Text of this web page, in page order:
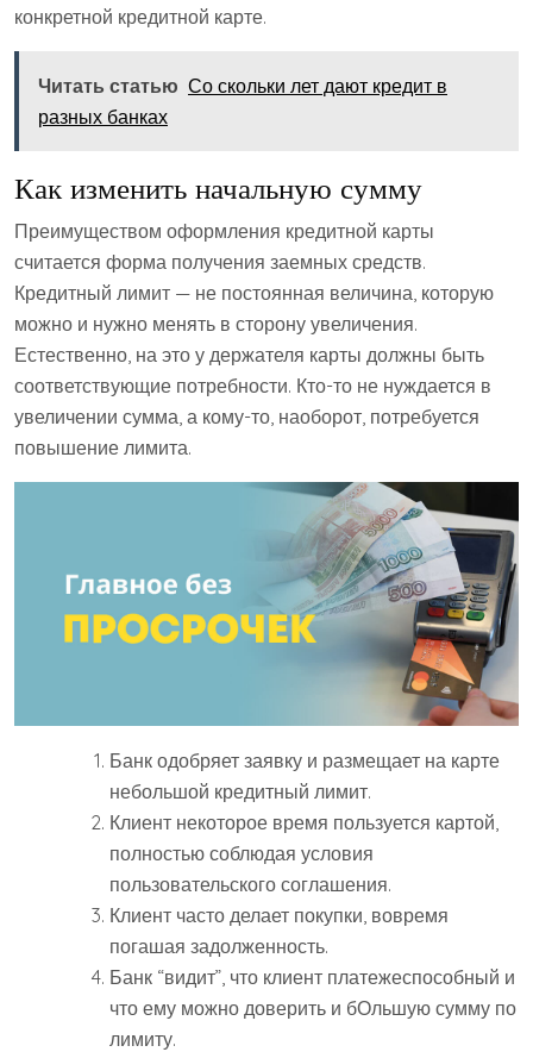
конкретной кредитной карте.
Читать статью Со скольки лет дают кредит в
разных банках
Как изменить начальную сумму
Преимуществом оформления кредитной карты
считается форма получения заемных средств.
Кредитный лимит — не постоянная величина, которую
можно и нужно менять в сторону увеличения.
Естественно, на это у держателя карты должны быть
соответствующие потребности. Кто-то не нуждается в
увеличении сумма, а кому-то, наоборот, потребуется
повышение лимита.
Банк одобряет заявку и размещает на карте
небольшой кредитный лимит.
Клиент некоторое время пользуется картой,
полностью соблюдая условия
пользовательского соглашения.
Клиент часто делает покупки, вовремя
погашая задолженность.
Банк “видит”, что клиент платежеспособный и
что ему можно доверить и бОльшую сумму по
лимиту.